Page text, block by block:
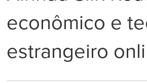
econômico e
estrangeiro